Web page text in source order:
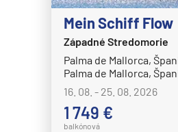
Mein Schiff Flow
Západné Stredomorie
Palma de Mallorca,
Palma de Mallorca,
16. 08. - 25. 08. 2026
1 749 €
balkónová